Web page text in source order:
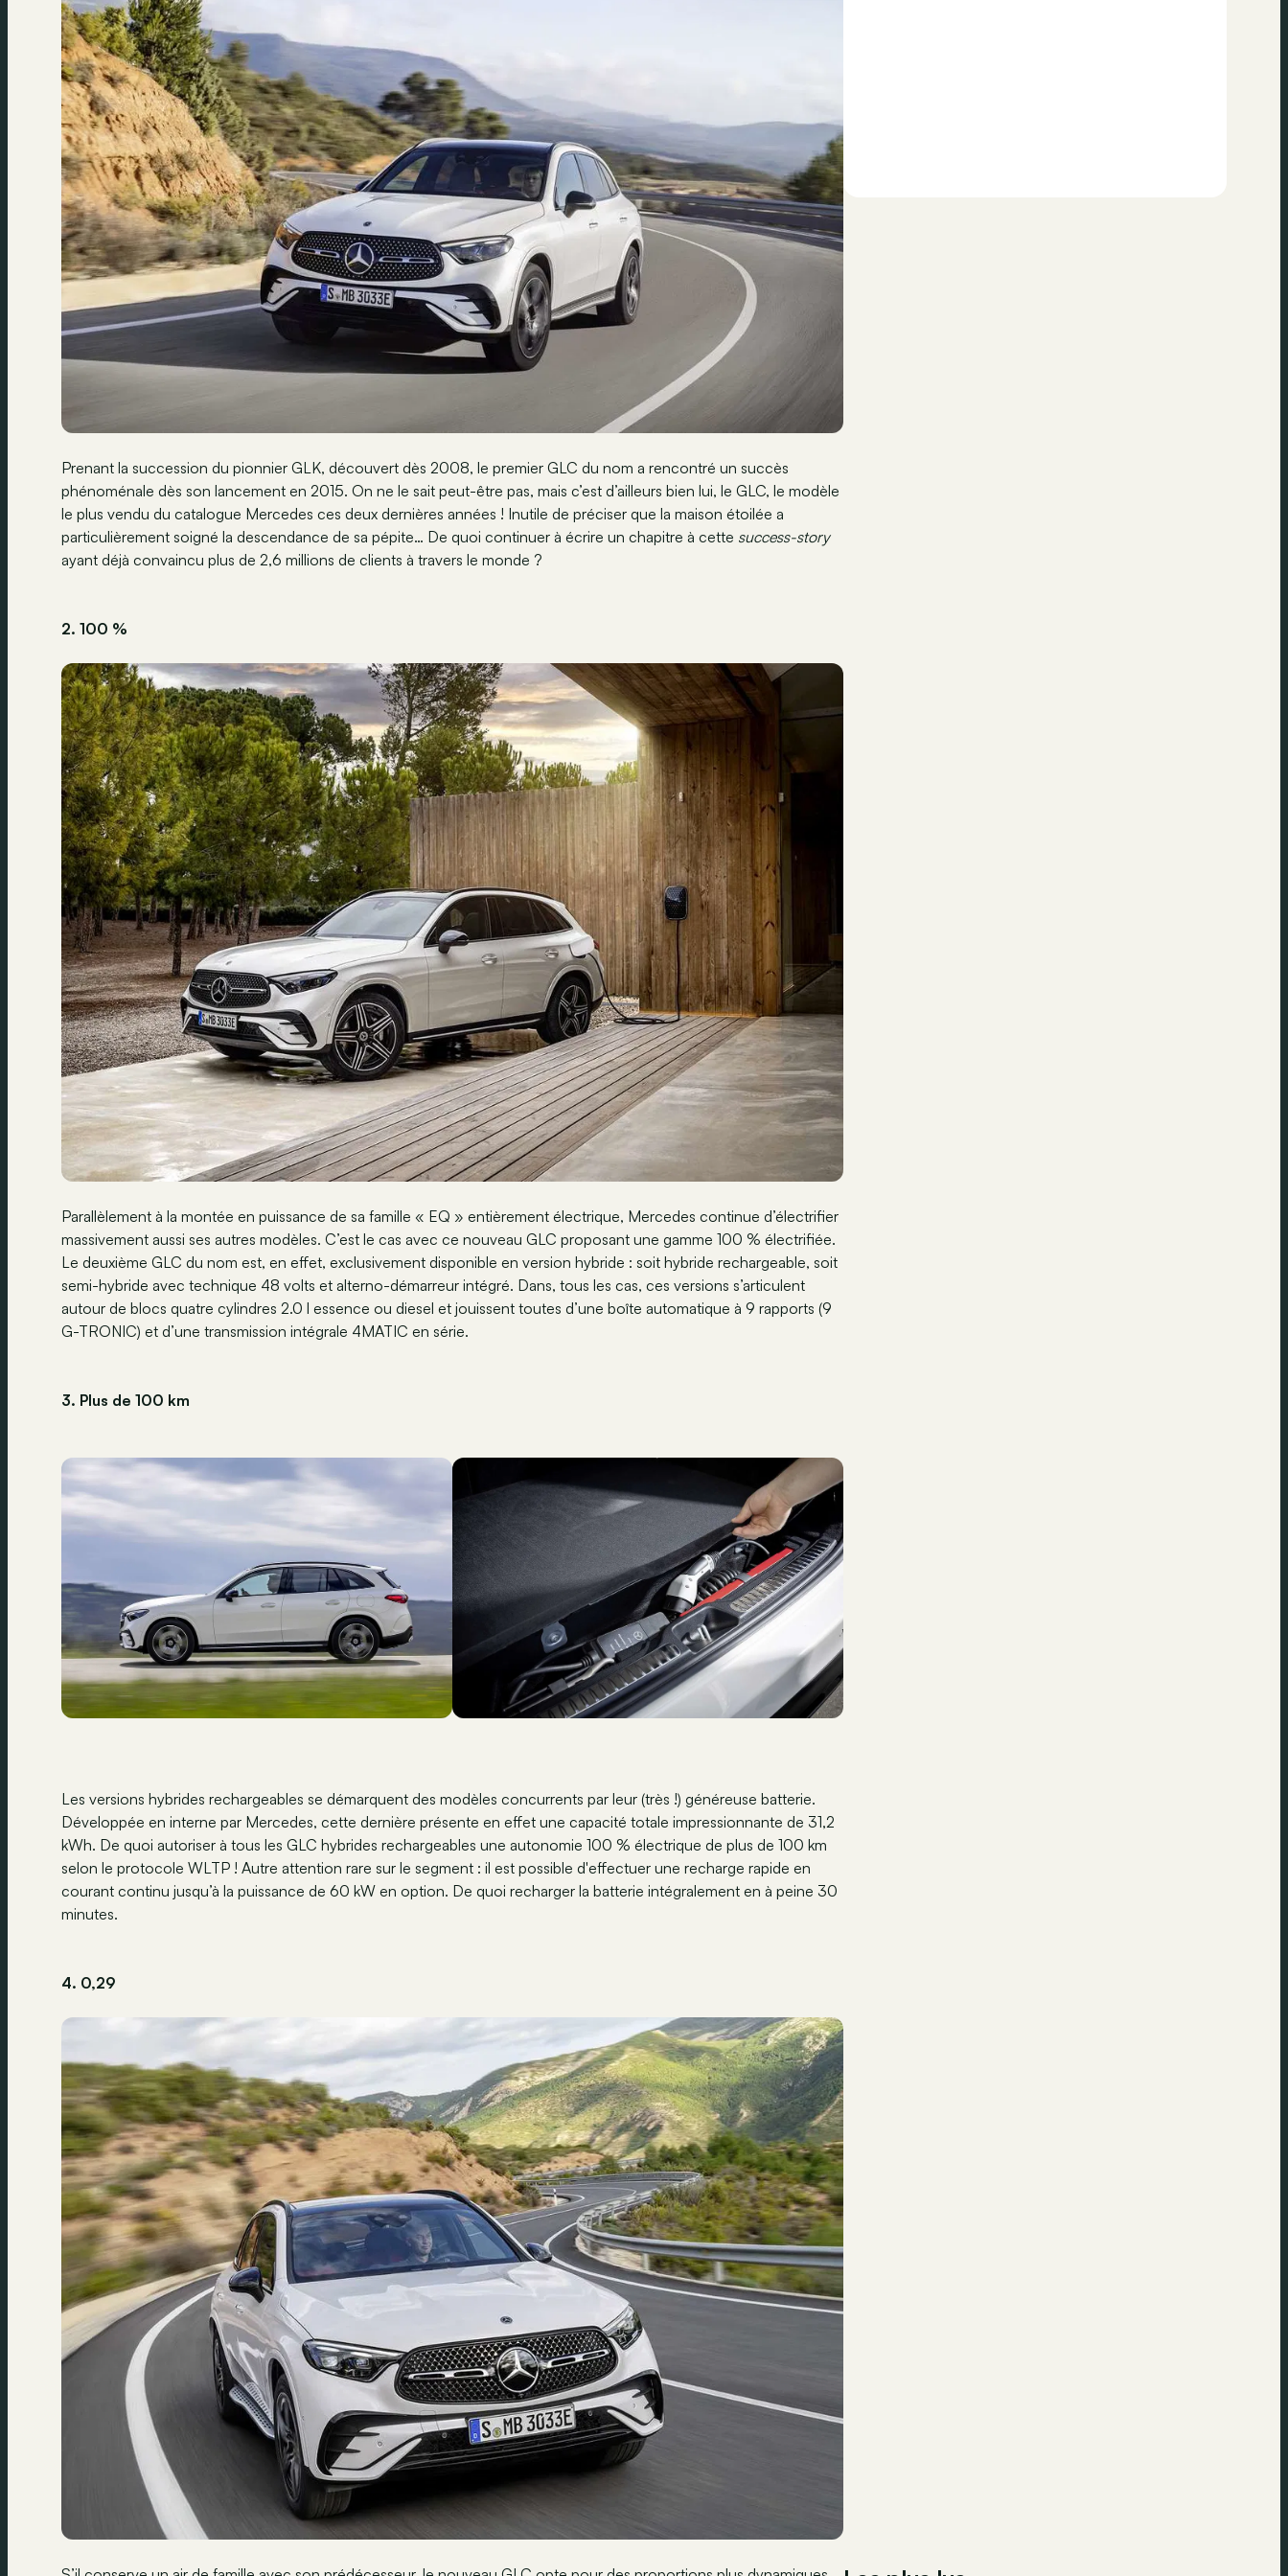
Prenant la succession du pionnier GLK, découvert dès 2008, le premier GLC du nom a rencontré un succès
phénoménale dès son lancement en 2015. On ne le sait peut-être pas, mais c’est d’ailleurs bien lui, le GLC, le modèle
le plus vendu du catalogue Mercedes ces deux dernières années ! Inutile de préciser que la maison étoilée a
particulièrement soigné la descendance de sa pépite… De quoi continuer à écrire un chapitre à cette success-story
ayant déjà convaincu plus de 2,6 millions de clients à travers le monde ?
2. 100 %
Parallèlement à la montée en puissance de sa famille « EQ » entièrement électrique, Mercedes continue d’électrifier
massivement aussi ses autres modèles. C’est le cas avec ce nouveau GLC proposant une gamme 100 % électrifiée.
Le deuxième GLC du nom est, en effet, exclusivement disponible en version hybride : soit hybride rechargeable, soit
semi-hybride avec technique 48 volts et alterno-démarreur intégré. Dans, tous les cas, ces versions s’articulent
autour de blocs quatre cylindres 2.0 l essence ou diesel et jouissent toutes d’une boîte automatique à 9 rapports (9
G-TRONIC) et d’une transmission intégrale 4MATIC en série.
3. Plus de 100 km
Les versions hybrides rechargeables se démarquent des modèles concurrents par leur (très !) généreuse batterie.
Développée en interne par Mercedes, cette dernière présente en effet une capacité totale impressionnante de 31,2
kWh. De quoi autoriser à tous les GLC hybrides rechargeables une autonomie 100 % électrique de plus de 100 km
selon le protocole WLTP ! Autre attention rare sur le segment : il est possible d'effectuer une recharge rapide en
courant continu jusqu’à la puissance de 60 kW en option. De quoi recharger la batterie intégralement en à peine 30
minutes.
4. 0,29